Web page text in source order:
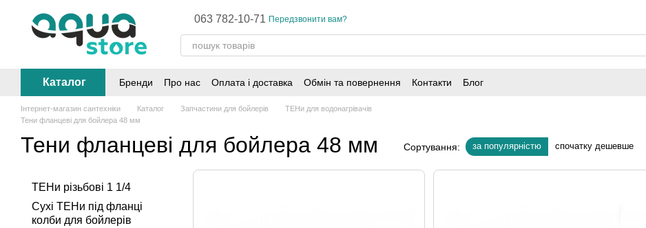
063 782-10-71 Передзвонити вам?
Каталог Бренди Про нас Оплата і доставка Обмін та повернення Контакти Блог
Інтернет-магазин сантехніки Каталог Запчастини для бойлерів
ТЕНи для водонагрівачів
Тени фланцеві для бойлера 48 мм
Тени фланцеві для бойлера 48 мм Сортування: за популярністю спочатку дешевше
ТЕНи різьбові 1 1/4
Сухі ТЕНи під фланці
колби для бойлерів